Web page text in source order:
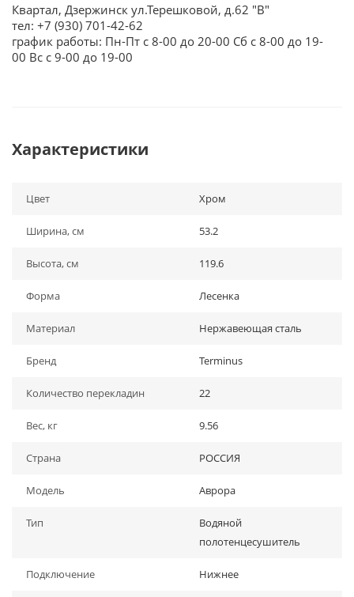
Квартал, Дзержинск ул.Терешковой, д.62 "В"
тел: +7 (930) 701-42-62
график работы: Пн-Пт с 8-00 до 20-00 Сб с 8-00 до 19-
00 Вс с 9-00 до 19-00
Характеристики
Цвет Хром
Ширина, см 53.2
Высота, см 119.6
Форма Лесенка
Материал Нержавеющая сталь
Бренд Terminus
Количество перекладин 22
Вес, кг 9.56
Страна РОССИЯ
Модель Аврора
Тип
Водяной
полотенцесушитель
Подключение Нижнее